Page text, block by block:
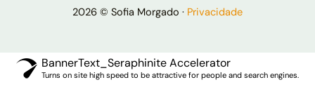
2026 © Sofia Morgado · Privacidade
BannerText_Seraphinite Accelerator
Turns on site high speed to be attractive for people and search engines.